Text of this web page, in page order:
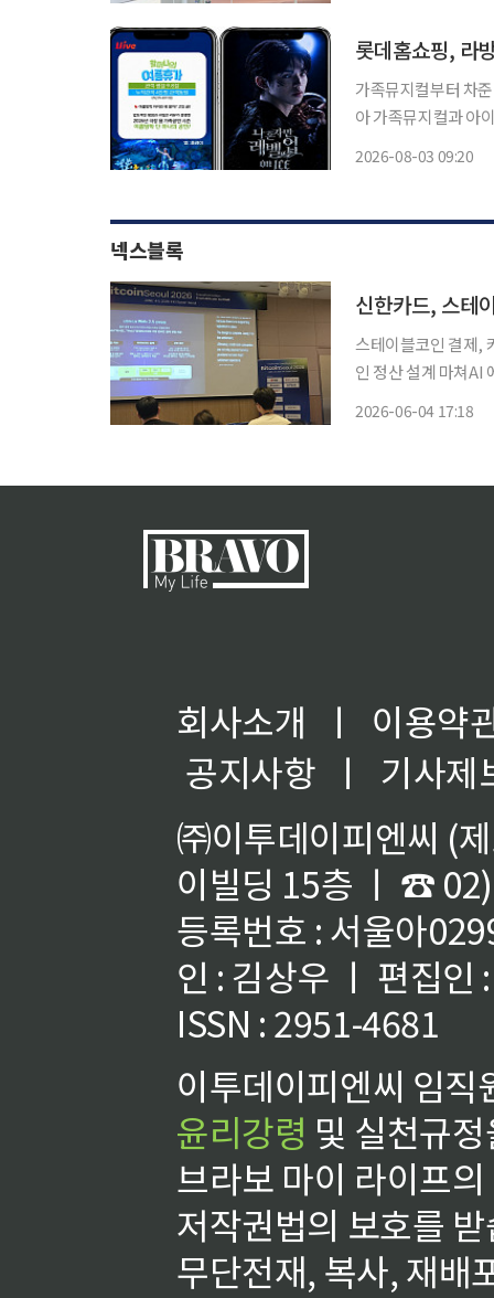
롯데홈쇼핑, 라
가족뮤지컬부터 차준환 아이스쇼
아 가족뮤지컬과 아
2026-08-03 09:20
넥스블록
신한카드, 스테
스테이블코인 결제,
인 정산 설계 마쳐AI 에이전
2026-06-04 17:18
회사소개 ㅣ
이용약
공지사항
ㅣ
기사제
㈜이투데이피엔씨 (
이빌딩 15층 ㅣ ☎
등록번호 : 서울아
인 : 김상우 ㅣ 편집인
ISSN : 2951-4681
이투데이피엔씨 임
윤리강령 및 실천규
브라보 마이 라이프
저작권법의 보호를
무단전재, 복사, 재배